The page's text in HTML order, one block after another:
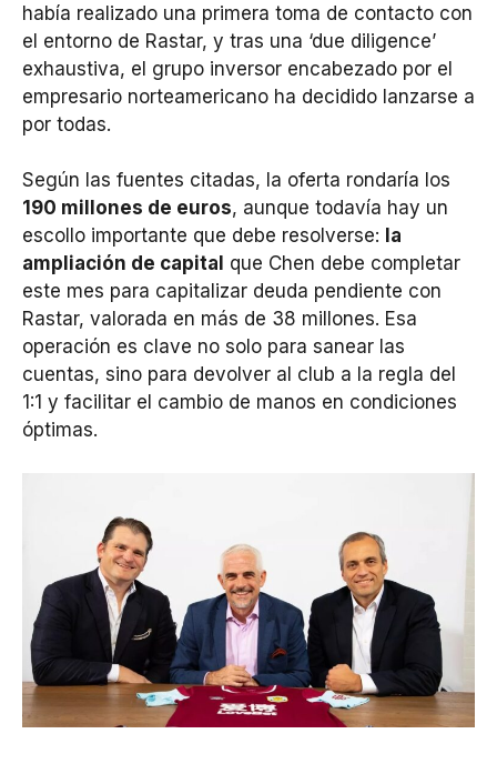
había realizado una primera toma de contacto con
el entorno de Rastar, y tras una ‘due diligence’
exhaustiva, el grupo inversor encabezado por el
empresario norteamericano ha decidido lanzarse a
por todas.
Según las fuentes citadas, la oferta rondaría los
190 millones de euros, aunque todavía hay un
escollo importante que debe resolverse: la
ampliación de capital que Chen debe completar
este mes para capitalizar deuda pendiente con
Rastar, valorada en más de 38 millones. Esa
operación es clave no solo para sanear las
cuentas, sino para devolver al club a la regla del
1:1 y facilitar el cambio de manos en condiciones
óptimas.